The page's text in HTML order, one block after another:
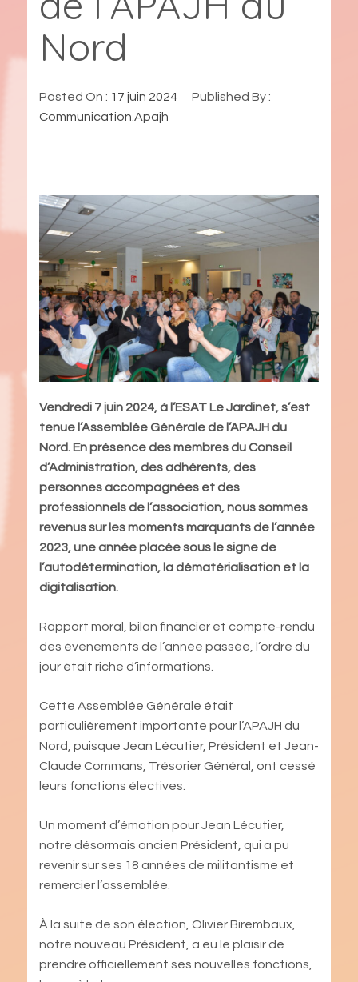
Nord
Posted On : 17 juin 2024
Published By :
Communication.Apajh
Vendredi 7 juin 2024, à l’ESAT Le Jardinet, s’est
tenue l’Assemblée Générale de l’APAJH du
Nord. En présence des membres du Conseil
d’Administration, des adhérents, des
personnes accompagnées et des
professionnels de l’association, nous sommes
revenus sur les moments marquants de l’année
2023, une année placée sous le signe de
l’autodétermination, la dématérialisation et la
digitalisation.
Rapport moral, bilan financier et compte-rendu
des événements de l’année passée, l’ordre du
jour était riche d’informations.
Cette Assemblée Générale était
particulièrement importante pour l’APAJH du
Nord, puisque Jean Lécutier, Président et Jean-
Claude Commans, Trésorier Général, ont cessé
leurs fonctions électives.
Un moment d’émotion pour Jean Lécutier,
notre désormais ancien Président, qui a pu
revenir sur ses 18 années de militantisme et
remercier l’assemblée.
À la suite de son élection, Olivier Birembaux,
notre nouveau Président, a eu le plaisir de
prendre officiellement ses nouvelles fonctions,